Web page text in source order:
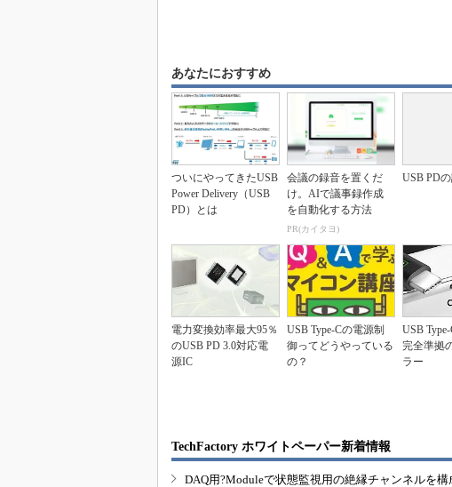
あなたにおすすめ
ついにやってきたUSB
Power Delivery（USB
PD）とは
会議の録音を置くだ
け。AIで議事録作成
を自動化する方法
PR(カイタヨ)
USB PD
電力変換効率最大95％
のUSB PD 3.0対応電
源IC
USB Type-Cの電源制
御ってどうやっている
の？
USB
完全準拠
ラー
TechFactory ホワイトペーパー新着情報
DAQ用?Moduleで状態監視用の絶縁チャンネルを